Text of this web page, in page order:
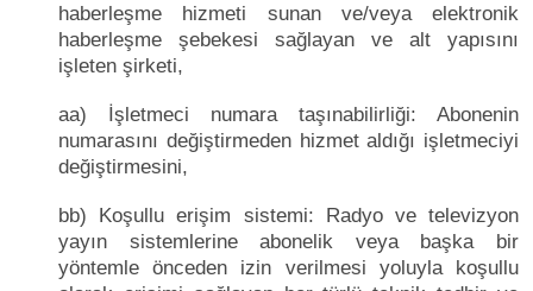
haberleşme hizmeti sunan ve/veya elektronik
haberleşme şebekesi sağlayan ve alt yapısını
işleten şirketi,
aa) İşletmeci numara taşınabilirliği: Abonenin
numarasını değiştirmeden hizmet aldığı işletmeciyi
değiştirmesini,
bb) Koşullu erişim sistemi: Radyo ve televizyon
yayın sistemlerine abonelik veya başka bir
yöntemle önceden izin verilmesi yoluyla koşullu